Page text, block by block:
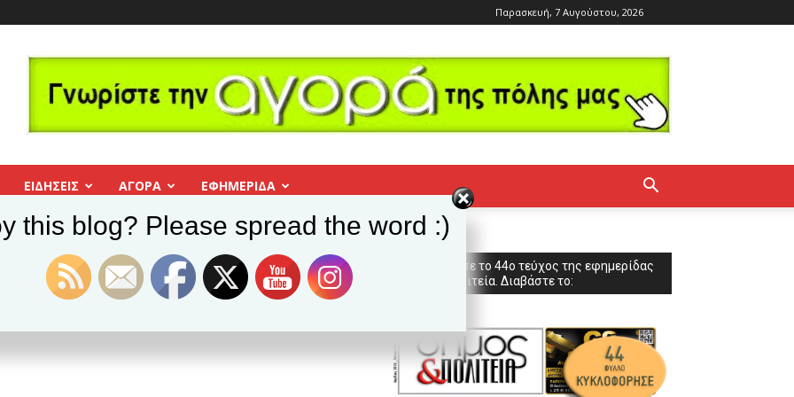
Παρασκευή, 7 Αυγούστου, 2026
ΕΙΔΗΣΕΙΣ ΑΓΟΡΑ ΕΦΗΜΕΡΊΔΑ
«Ο άνθρωπος του Θεού»
«Ο άνθρωπος του
Κυκλοφόρησε το 44ο τεύχος της εφημερίδας
Δήμος & Πολιτεία. Διαβάστε το:
this blog? Please spread the word :)